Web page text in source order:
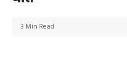
3 Min Read